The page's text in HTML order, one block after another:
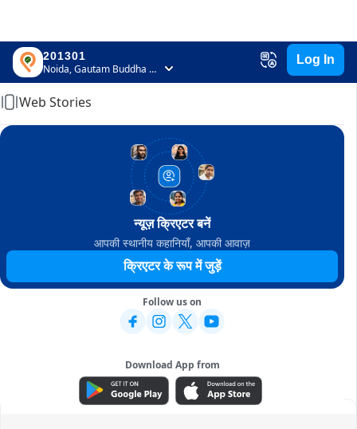
201301
Noida, Gautam Buddha Nagar, Uttar Pradesh
Log In
Home
Web Stories
न्यूज़ क्रिएटर बनें
आपकी स्थानीय कहानियाँ, आपकी आवाज़
क्रिएटर के रूप में जुड़ें
Follow us on
Download App from
ADVERTISEMENT